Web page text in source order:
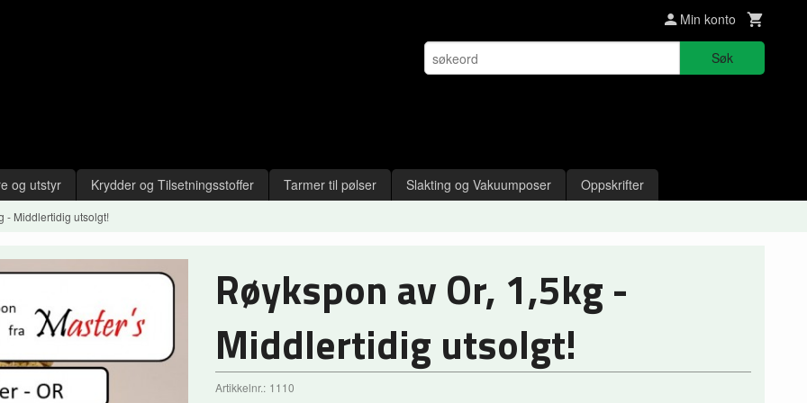
Min konto
Søk
og utstyr Krydder og Tilsetningsstoffer Tarmer til pølser Slakting og Vakuumposer Oppskrifter
- Middlertidig utsolgt!
Røykspon av Or, 1,5kg -
Middlertidig utsolgt!
Artikkelnr.: 1110